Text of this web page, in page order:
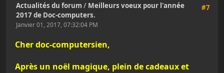
#7
Actualités du forum / Meilleurs voeux pour l'année
2017 de Doc-computers.
Janvier 01, 2017, 07:32:04 PM
Cher doc-computersien,
Après un noël magique, plein de cadeaux et